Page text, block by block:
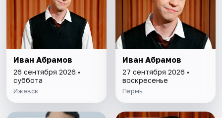
Иван Абрамов
26 сентября 2026 •
суббота
Ижевск
Иван Абрамов
27 сентября 2026 •
воскресенье
Пермь